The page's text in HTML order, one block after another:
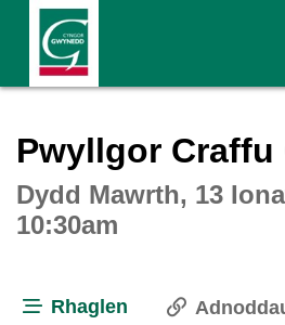
Pwyllgor Craffu
Dydd Mawrth, 13
10:30am
Rhaglen